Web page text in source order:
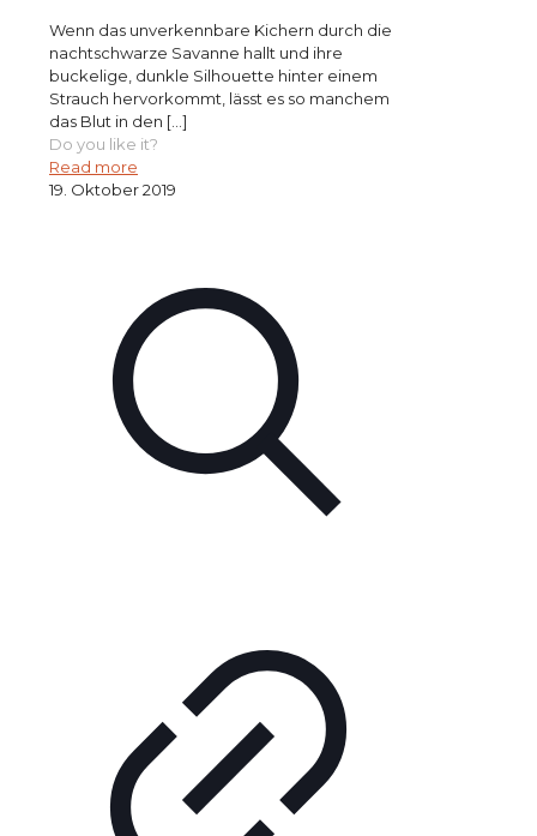
Wenn das unverkennbare Kichern durch die
nachtschwarze Savanne hallt und ihre
buckelige, dunkle Silhouette hinter einem
Strauch hervorkommt, lässt es so manchem
das Blut in den […]
Do you like it?
Read more
19. Oktober 2019